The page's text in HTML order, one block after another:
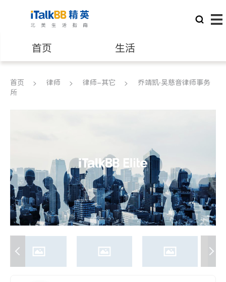
首页 生活
医生 律师
养老 非盈利组织
首页 律师 律师-其它
乔靖凯‧吴慈音律师事务
所